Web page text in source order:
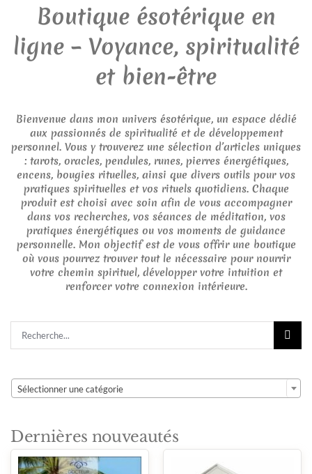
Boutique ésotérique en
ligne – Voyance, spiritualité
et bien-être
Bienvenue dans mon univers ésotérique, un espace dédié
aux passionnés de spiritualité et de développement
personnel. Vous y trouverez une sélection d’articles uniques
: tarots, oracles, pendules, runes, pierres énergétiques,
encens, bougies rituelles, ainsi que divers outils pour vos
pratiques spirituelles et vos rituels quotidiens. Chaque
produit est choisi avec soin afin de vous accompagner
dans vos recherches, vos séances de méditation, vos
pratiques énergétiques ou vos moments de guidance
personnelle. Mon objectif est de vous offrir une boutique
où vous pourrez trouver tout le nécessaire pour nourrir
votre chemin spirituel, développer votre intuition et
renforcer votre connexion intérieure.
Sélectionner une catégorie
Dernières nouveautés